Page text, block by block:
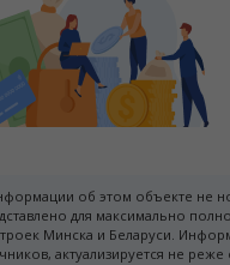
об этом объекте не
для максимально
Минска и Беларуси.
актуализируется не реже